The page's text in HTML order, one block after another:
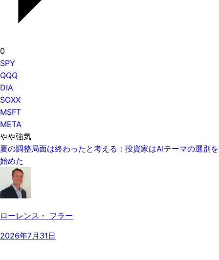
0
SPY
QQQ
DIA
SOXX
MSFT
META
やや強気
夏の調整局面は終わったと考える：投資家はAIテーマの選別を
始めた
ローレンス・ フラー
2026年7月31日